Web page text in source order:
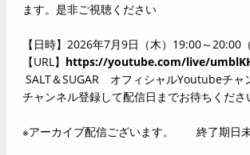
ます。是非ご視聴ください
【日時】2026年7月9日（木）19:00～20:00（
【URL】 https://youtube.com/live/
SALT＆SUGAR オフィシャルYoutubeチャ
チャンネル登録して配信日までお待ちくださ
※アーカイブ配信ございます。 終了期日未